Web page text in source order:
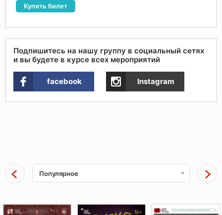
Купить билет
Подпишитесь на нашу группу в социальный сетях
и вы будете в курсе всех мероприятий
facebook Instagram
Популярное